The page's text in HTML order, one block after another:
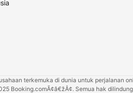
terkemuka di dunia untuk perjalanan
Booking.comÃ¢â€žÂ¢. Semua hak